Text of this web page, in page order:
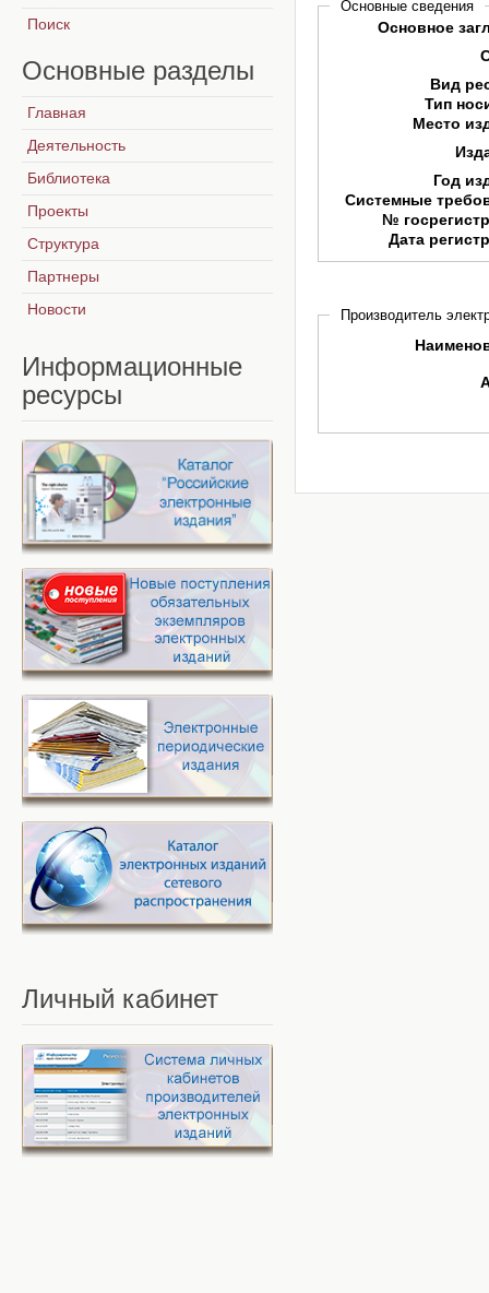
Основные сведения
Основное
Вид
Тип
Место
Год
Системные
№
Дата
Производитель
Поиск
Основные разделы
Главная
Деятельность
Библиотека
Проекты
Структура
Партнеры
Новости
Информационные
ресурсы
Личный кабинет